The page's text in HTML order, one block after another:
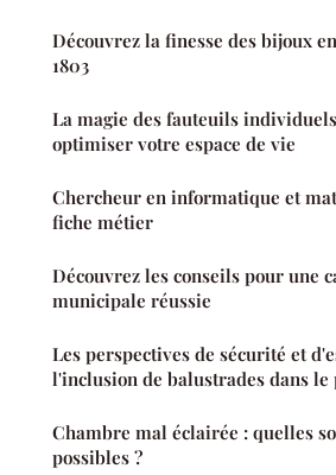
Découvrez la finesse des bijoux
1803
La magie des fauteuils
optimiser votre espace de vie
Chercheur en informatique et
fiche métier
Découvrez les conseils pour une
municipale réussie
Les perspectives de sécurité et
l'inclusion de balustrades dans le
Chambre mal éclairée : quelles
possibles ?